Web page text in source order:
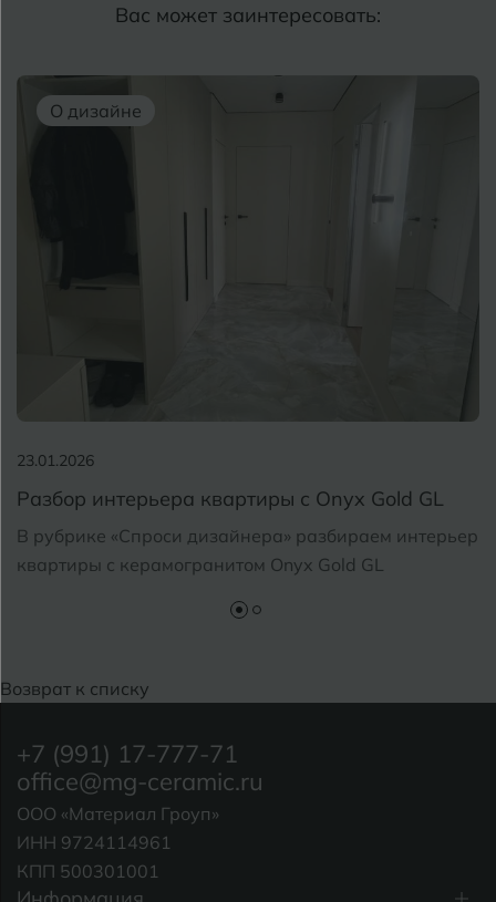
Вас может заинтересовать:
О дизайне
23.01.2026
Разбор интерьера квартиры с Onyx Gold GL
В рубрике «Спроси дизайнера» разбираем интерьер
квартиры с керамогранитом Onyx Gold GL
Возврат к списку
+7 (991) 17-777-71
office@mg-ceramic.ru
ООО «Материал Гроуп»
ИНН 9724114961
КПП 500301001